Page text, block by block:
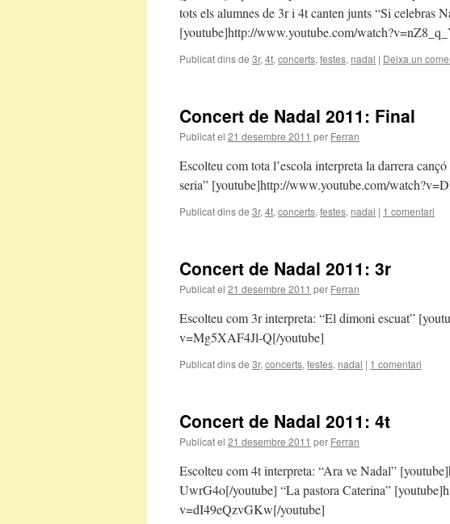
tots els alumnes de 3r i 4t canten junts “Si celebras
[youtube]http://www.youtube.com/
Publicat dins de 3r, 4t, concerts, festes, nadal | Deixa un
Concert de Nadal 2011: Final
Publicat el 21 desembre 2011 per Ferran
Escolteu com tota l’escola interpreta la darrera
seria” [youtube]http://www.youtube.com/
Publicat dins de 3r, 4t, concerts, festes, nadal | 1 comentari
Concert de Nadal 2011: 3r
Publicat el 21 desembre 2011 per Ferran
Escolteu com 3r interpreta: “El dimoni escuat”
v=Mg5XAF4Jl-Q[/youtube]
Publicat dins de 3r, concerts, festes, nadal | 1 comentari
Concert de Nadal 2011: 4t
Publicat el 21 desembre 2011 per Ferran
Escolteu com 4t interpreta: “Ara ve Nadal”
UwrG4o[/youtube] “La pastora Caterina”
v=dI49eQzvGKw[/youtube]